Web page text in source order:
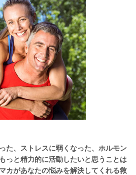
た、ストレスに弱くなった、ホルモン
っと精力的に活動したいと思うことは
カがあなたの悩みを解決してくれる救